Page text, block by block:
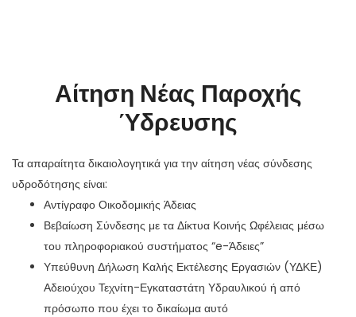
Αίτηση Νέας Παροχής
Ύδρευσης
Τα απαραίτητα δικαιολογητικά για την αίτηση νέας σύνδεσης
υδροδότησης είναι:
Αντίγραφο Οικοδομικής Άδειας
Βεβαίωση Σύνδεσης με τα Δίκτυα Κοινής Ωφέλειας μέσω
του πληροφοριακού συστήματος “e-Άδειες”
Υπεύθυνη Δήλωση Καλής Εκτέλεσης Εργασιών (ΥΔΚΕ)
Αδειούχου Τεχνίτη-Εγκαταστάτη Υδραυλικού ή από
πρόσωπο που έχει το δικαίωμα αυτό